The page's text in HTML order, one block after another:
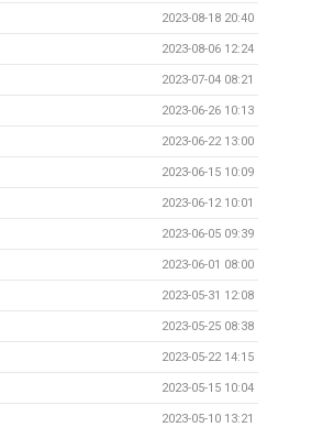
2023-08-18 20:40
2023-08-06 12:24
2023-07-04 08:21
2023-06-26 10:13
2023-06-22 13:00
2023-06-15 10:09
2023-06-12 10:01
2023-06-05 09:39
2023-06-01 08:00
2023-05-31 12:08
2023-05-25 08:38
2023-05-22 14:15
2023-05-15 10:04
2023-05-10 13:21